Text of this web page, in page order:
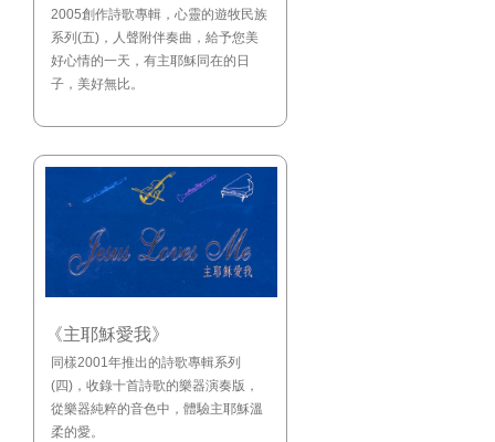
2005創作詩歌專輯，心靈的遊牧民族
系列(五)，人聲附伴奏曲，給予您美
好心情的一天，有主耶穌同在的日
子，美好無比。
《主耶穌愛我》
同樣2001年推出的詩歌專輯系列
(四)，收錄十首詩歌的樂器演奏版，
從樂器純粹的音色中，體驗主耶穌溫
柔的愛。